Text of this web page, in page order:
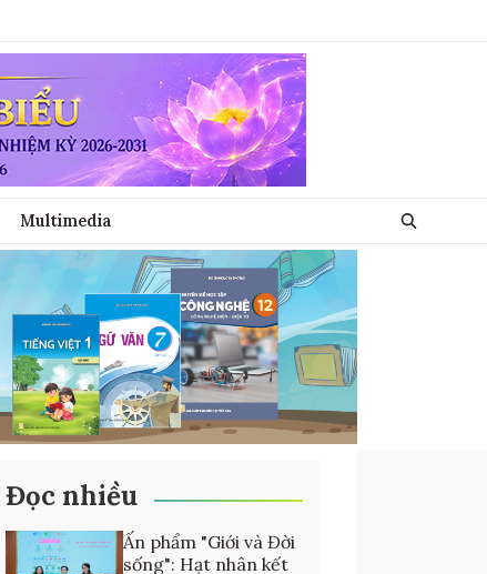
Multimedia
Đọc nhiều
Ấn phẩm "Giới và Đời
sống": Hạt nhân kết